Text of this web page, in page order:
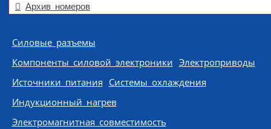
Архив номеров
Skip to content
Силовые разъемы
Компоненты силовой электроники Электроприводы
Источники питания Системы охлаждения
Индукционный нагрев
Электромагнитная совместимость